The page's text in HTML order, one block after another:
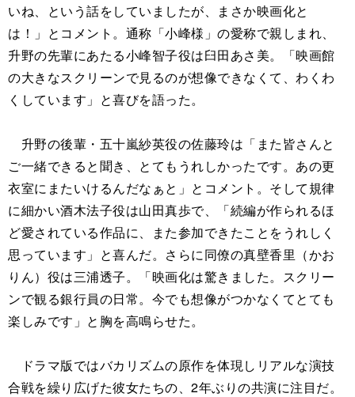
いね、という話をしていましたが、まさか映画化と
は！」とコメント。通称「小峰様」の愛称で親しまれ、
升野の先輩にあたる小峰智子役は臼田あさ美。「映画館
の大きなスクリーンで見るのが想像できなくて、わくわ
くしています」と喜びを語った。
升野の後輩・五十嵐紗英役の佐藤玲は「また皆さんと
ご一緒できると聞き、とてもうれしかったです。あの更
衣室にまたいけるんだなぁと」とコメント。そして規律
に細かい酒木法子役は山田真歩で、「続編が作られるほ
ど愛されている作品に、また参加できたことをうれしく
思っています」と喜んだ。さらに同僚の真壁香里（かお
りん）役は三浦透子。「映画化は驚きました。スクリー
ンで観る銀行員の日常。今でも想像がつかなくてとても
楽しみです」と胸を高鳴らせた。
ドラマ版ではバカリズムの原作を体現しリアルな演技
合戦を繰り広げた彼女たちの、2年ぶりの共演に注目だ。